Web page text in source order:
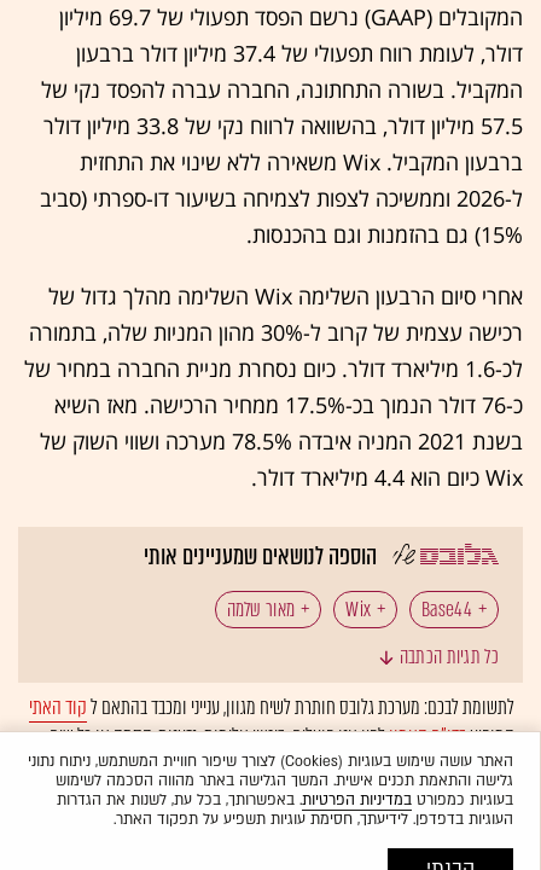
המקובלים (GAAP) נרשם הפסד תפעולי של 69.7 מיליון
דולר, לעומת רווח תפעולי של 37.4 מיליון דולר ברבעון
המקביל. בשורה התחתונה, החברה עברה להפסד נקי של
57.5 מיליון דולר, בהשוואה לרווח נקי של 33.8 מיליון דולר
ברבעון המקביל. Wix משאירה ללא שינוי את התחזית
ל-2026 וממשיכה לצפות לצמיחה בשיעור דו-ספרתי (סביב
15%) גם בהזמנות וגם בהכנסות.
אחרי סיום הרבעון השלימה Wix השלימה מהלך גדול של
רכישה עצמית של קרוב ל-30% מהון המניות שלה, בתמורה
לכ-1.6 מיליארד דולר. כיום נסחרת מניית החברה במחיר של
כ-76 דולר הנמוך בכ-17.5% ממחיר הרכישה. מאז השיא
בשנת 2021 המניה איבדה 78.5% מערכה ושווי השוק של
Wix כיום הוא 4.4 מיליארד דולר.
הוספה לנושאים שמעניינים אותי
Base44
Wix מאור שלמה
טכנולוגיה: סטארט-אפים
טכנולוגיה: מיזוגים ורכישות אקזיטים המומלצות
כל תגיות הכתבה
לתשומת לבכם: מערכת גלובס חותרת לשיח מגוון, ענייני ומכבד בהתאם לקוד האתי
המופיעבדו"ח האמוןלפיו אנו פועלים. ביטויי אלימות, גזענות, הסתה או כל שיח
בלתי הולם אחר מסוננים בצורהאוטומטיתולא יפורסמו באתר.
האתר עושה שימוש בעוגיות (Cookies) לצורך שיפור חוויית המשתמש, ניתוח נתוני
גלישה והתאמת תכנים אישית. המשך הגלישה באתר מהווה הסכמה לשימוש
בעוגיות כמפורטבמדיניות הפרטיות. באפשרותך, בכל עת, לשנות את הגדרות
העוגיות בדפדפן. לידיעתך, חסימת עוגיות תשפיע על תפקוד האתר.